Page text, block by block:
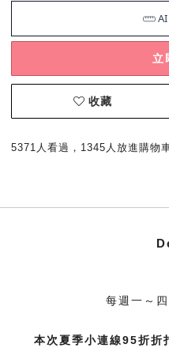
立
收藏
5371人看過，1345人放進購物
每週一～
本次夏季小連線95折